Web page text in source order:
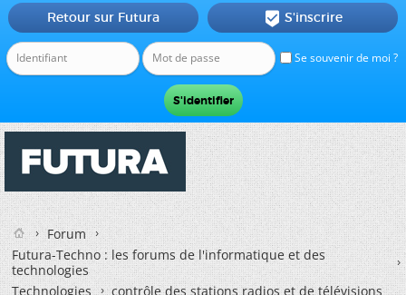
Se souvenir de moi ?
Retour sur Futura  S'inscrire
Forum
Futura-Techno : les forums de l'informatique et des
technologies
Technologies
contrôle des stations radios et de télévisions